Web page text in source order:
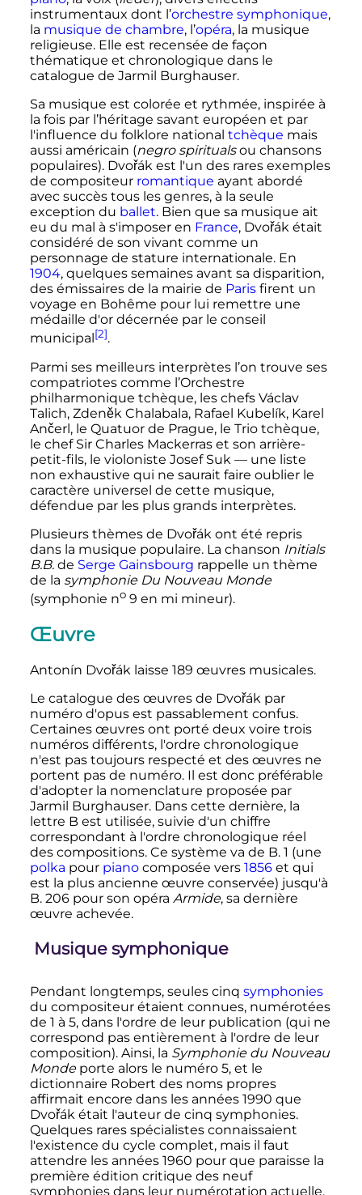
instrumentaux dont l’orchestre symphonique,
la musique de chambre, l’opéra, la musique
religieuse. Elle est recensée de façon
thématique et chronologique dans le
catalogue de Jarmil Burghauser.
Sa musique est colorée et rythmée, inspirée à
la fois par l’héritage savant européen et par
l'influence du folklore national tchèque mais
aussi américain (negro spiritualsou chansons
populaires). Dvořák est l'un des rares exemples
de compositeur romantique ayant abordé
avec succès tous les genres, à la seule
exception du ballet. Bien que sa musique ait
eu du mal à s'imposer en France, Dvořák était
considéré de son vivant comme un
personnage de stature internationale. En
1904, quelques semaines avant sa disparition,
des émissaires de la mairie de Parisfirent un
voyage en Bohême pour lui remettre une
médaille d'or décernée par le conseil
municipal [2].
Parmi ses meilleurs interprètes l’on trouve ses
compatriotes comme l’Orchestre
philharmonique tchèque, les chefs Václav
Talich, Zdeněk Chalabala, Rafael Kubelík, Karel
Ančerl, le Quatuor de Prague, le Trio tchèque,
le chef Sir Charles Mackerras et son arrière-
petit-fils, le violoniste Josef Suk — une liste
non exhaustive qui ne saurait faire oublier le
caractère universel de cette musique,
défendue par les plus grands interprètes.
Plusieurs thèmes de Dvořák ont été repris
dans la musique populaire. La chanson Initials
B.B.de Serge Gainsbourg rappelle un thème
de la symphonie Du Nouveau Monde
(symphonie no 9 en mi mineur).
Œuvre
Antonín Dvořák laisse 189 œuvresmusicales.
Le catalogue des œuvres de Dvořák par
numéro d'opus est passablement confus.
Certaines œuvres ont porté deux voire trois
numéros différents, l'ordre chronologique
n'est pas toujours respecté et des œuvres ne
portent pas de numéro. Il est donc préférable
d'adopter la nomenclature proposée par
Jarmil Burghauser. Dans cette dernière, la
lettre B est utilisée, suivie d'un chiffre
correspondant à l'ordre chronologique réel
des compositions. Ce système va de B. 1 (une
polka pour pianocomposée vers 1856et qui
est la plus ancienne œuvre conservée) jusqu'à
B. 206 pour son opéra Armide, sa dernière
œuvre achevée.
Musique symphonique
Pendant longtemps, seules cinq symphonies
du compositeur étaient connues, numérotées
de 1 à 5, dans l'ordre de leur publication (qui ne
correspond pas entièrement à l'ordre de leur
composition). Ainsi, la Symphonie du Nouveau
Mondeporte alors le numéro 5, et le
dictionnaire Robert des noms propres
affirmait encore dans les années 1990 que
Dvořák était l'auteur de cinq symphonies.
Quelques rares spécialistes connaissaient
l'existence du cycle complet, mais il faut
attendre les années 1960 pour que paraisse la
première édition critique des neuf
symphonies dans leur numérotation actuelle.